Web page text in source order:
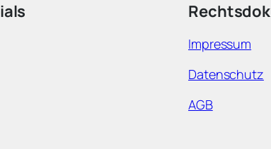
Impressum
Datenschutz
AGB